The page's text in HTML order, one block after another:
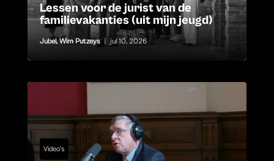
Lessen voor de jurist van de
familievakanties (uit mijn jeugd)
Jubel,Wim Putzeys | jul 10, 2026
Video's